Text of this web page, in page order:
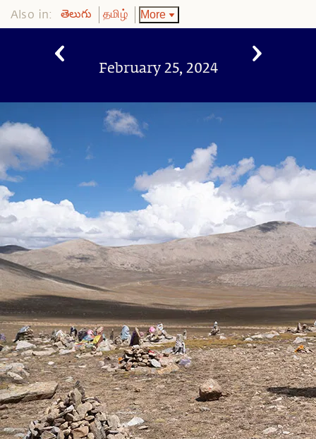
Also in: తెలుగు தமிழ் More
February 25, 2024